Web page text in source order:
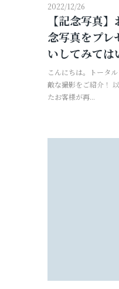
2022/12/26
【記念写真
念写真をプレ
いしてみては
こんにちは。トータ
敵な撮影をご紹介！
たお客様が再...